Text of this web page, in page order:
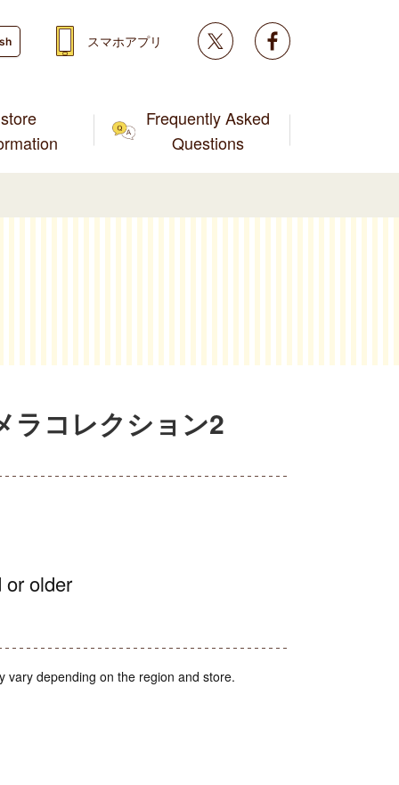
store
Frequently Asked
Questions
スマホアプリ Twitter
ラコレクション2
or older
vary depending on the region and store.